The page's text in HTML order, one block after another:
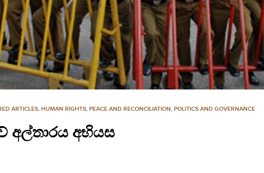
ARTICLES, HUMAN RIGHTS, PEACE AND RECONCILIATION, POLITICS AND GOVERNANCE
අල්තාරය අභියස